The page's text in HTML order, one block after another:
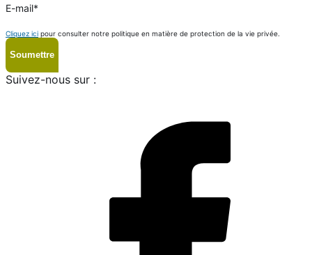
E-mail*
Cliquez ici pour consulter notre politique en matière de protection de la vie privée.
Suivez-nous sur :